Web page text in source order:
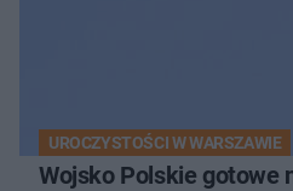
UROCZYSTOŚCI W WARSZAWIE
Wojsko Polskie gotowe